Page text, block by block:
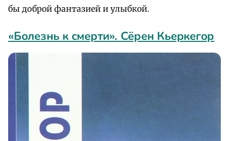
бы доброй фантазией и улыбкой.
«Болезнь к смерти». Сёрен Кьеркегор